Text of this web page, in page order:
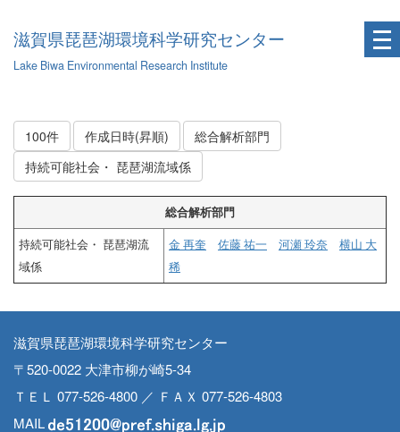
滋賀県琵琶湖環境科学研究センター
Lake Biwa Environmental Research Institute
100件 作成日時(昇順)
総合解析部門
持続可能社会・ 琵琶湖流域係
総合解析部門
持続可能社会・ 琵琶湖流
域係
金 再奎 佐藤 祐一 河瀬 玲奈
横山 大
稀
滋賀県琵琶湖環境科学研究センター
〒520-0022 大津市柳が崎5-34
ＴＥＬ 077-526-4800 ／ ＦＡＸ 077-526-4803
MAIL